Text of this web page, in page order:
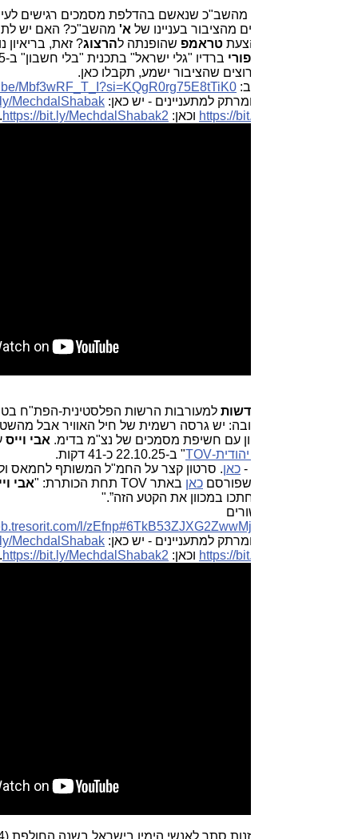
מהשב"כ שנאשם בהדלפת מסמכים רגישים לעיתונאים ולשר
מהציבור בעניינו של א'מהשב"כ? האם יש לתת חנינה לנתניהו
שהופנתה ל הרצוג? זאת, בריאיון נוקב של נצ"מ בדימ.
ברדיו "גלי ישראל" בתכנית "בלי חשבון" ב-17.10.25 (כ-20
שהציבור ישמע, תקבלו כאן.
https://youtu.be/Mbf3wRF_T_I?si=KQgR0rg75E8tTiK0
.
למתעניינים - יש כאן:https://bit.ly/MechdalShabak, גם
https://bit.ly/MechdalShabak2
.
למעורבות הרשות הפלסטינית-הפת"ח בטבח ובחטיפות בנחל
יש גרסה רשמית של חיל האוויר אבל מהשטח העדויות סותרות
עם חשיפת מסמכים של נצ"מ בדימ.אבי וייס ע"יאלכס בקלו
. סרטון קצר על החמ"ל המשותף לחמאס ולפת"ח -כאן.
אבי וייס: “בכל הסרטונים
במכוון את הקטע הזה”."
https://web.tresorit.com/l/
.
למתעניינים - יש כאן:https://bit.ly/MechdalShabak, גם
https://bit.ly/MechdalShabak2
.
. חשיפת היקף האזנות סתר לאנשי הימין בישראל בשנה החולפת (2024). האם